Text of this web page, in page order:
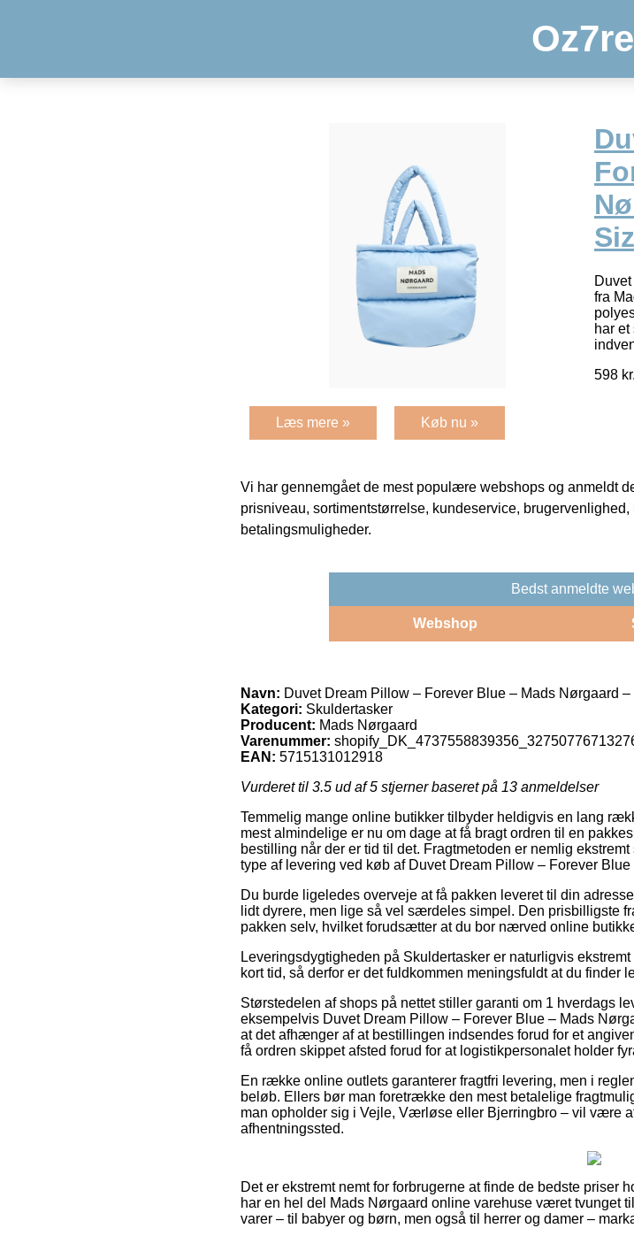
fra
har
598 kr.
Læs mere » Køb nu »
Vi har gennemgået de mest populære webshops og anmeldt
prisniveau, sortimentstørrelse, kundeservice,
betalingsmuligheder.
Bedst anmeldte
Webshop
Navn: Duvet Dream Pillow – Forever Blue – Mads Nørgaard
Kategori: Skuldertasker
Producent: Mads Nørgaard
Varenummer:
EAN: 5715131012918
Vurderet til 3.5 ud af 5 stjerner baseret på 13 anmeldelser
Temmelig mange online butikker tilbyder heldigvis en lang
mest almindelige er nu om dage at få bragt ordren til en
bestilling når der er tid til det. Fragtmetoden er nemlig
type af levering ved køb af Duvet Dream Pillow – Forever
Du burde ligeledes overveje at få pakken leveret til din
lidt dyrere, men lige så vel særdeles simpel. Den prisbilligste
pakken selv, hvilket forudsætter at du bor nærved online
Leveringsdygtigheden på Skuldertasker er naturligvis
kort tid, så derfor er det fuldkommen meningsfuldt at du finder
Størstedelen af shops på nettet stiller garanti om 1 hverdags
eksempelvis Duvet Dream Pillow – Forever Blue – Mads
at det afhænger af at bestillingen indsendes forud for et
få ordren skippet afsted forud for at logistikpersonalet holder
En række online outlets garanterer fragtfri levering, men i
beløb. Ellers bør man foretrække den mest betalelige
man opholder sig i Vejle, Værløse eller Bjerringbro – vil være
afhentningssted.
Det er ekstremt nemt for forbrugerne at finde de bedste priser
har en hel del Mads Nørgaard online varehuse været tvunget
varer – til babyer og børn, men også til herrer og damer –